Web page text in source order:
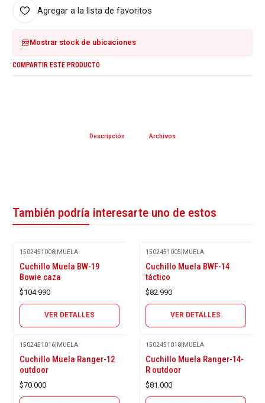
Agregar a la lista de favoritos
Mostrar stock de ubicaciones
COMPARTIR ESTE PRODUCTO
Descripción Archivos
También podría interesarte uno de estos
1502451008|MUELA
Cuchillo Muela BW-19
Bowie caza
$104.990
VER DETALLES
1502451005|MUELA
Cuchillo Muela BWF-14
táctico
$82.990
VER DETALLES
1502451016| MUELA
Cuchillo Muela Ranger-12
outdoor
$70.000
1502451018 MUELA
Cuchillo Muela Ranger-14-
R outdoor
$81.000